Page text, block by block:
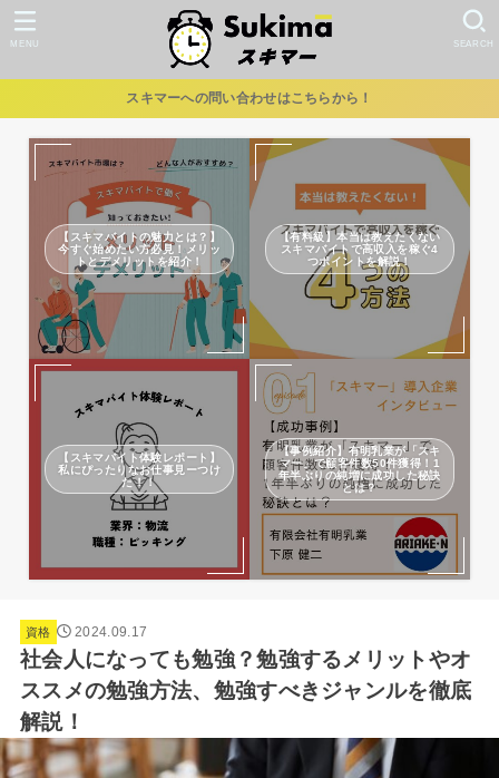
SEARCH
MENU
スキマーへの問い合わせはこちらから！
【スキマバイトの魅力とは？】
今すぐ始めたい方必見！メリッ
トとデメリットを紹介！
【有料級】本当は教えたくない
スキマバイトで高収入を稼ぐ4
つポイントを解説！
【スキマバイト体験レポート】
私にぴったりなお仕事見ーつけ
た！！
【事例紹介】有明乳業が「スキ
マー」で顧客件数50件獲得！1
年半ぶりの純増に成功した秘訣
とは？
資格 2024.09.17
社会人になっても勉強？勉強するメリットやオ
ススメの勉強方法、勉強すべきジャンルを徹底
解説！